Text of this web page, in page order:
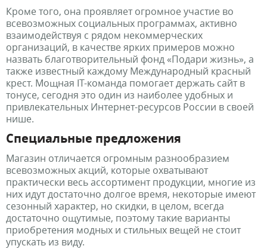
Кроме того, она проявляет огромное участие во
всевозможных социальных программах, активно
взаимодействуя с рядом некоммерческих
организаций, в качестве ярких примеров можно
назвать благотворительный фонд «Подари жизнь», а
также известный каждому Международный красный
крест. Мощная IT-команда помогает держать сайт в
тонусе, сегодня это один из наиболее удобных и
привлекательных Интернет-ресурсов России в своей
нише.
Специальные предложения
Магазин отличается огромным разнообразием
всевозможных акций, которые охватывают
практически весь ассортимент продукции, многие из
них идут достаточно долгое время, некоторые имеют
сезонный характер, но скидки, в целом, всегда
достаточно ощутимые, поэтому такие варианты
приобретения модных и стильных вещей не стоит
упускать из виду.